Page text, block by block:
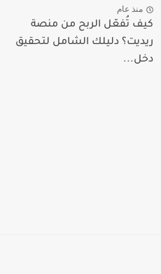
منذ عام
كيف تُفعّل الربح من منصة
ريديت؟ دليلك الشامل لتحقيق
دخل...